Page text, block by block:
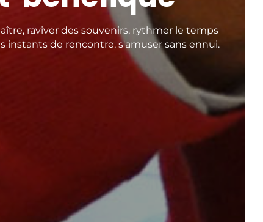
raviver des souvenirs, rythmer le temps
instants de rencontre, s'amuser sans ennui.